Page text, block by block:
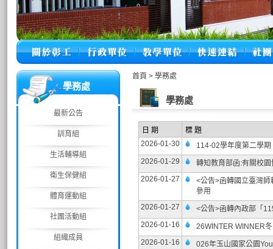
學務處
最新公告
訓育組
生活輔導組
衛生保健組
體育運動組
社團活動組
組織成員
首頁 > 學務處
學務處
日 期
標 題
2026-01-30
114-02學年度第二學
2026-01-29
轉知教育部函:有關校
2026-01-27
<公告>函轉國立臺灣
參用
2026-01-27
<公告>函轉內政部「
2026-01-16
26WINTER WINNER
2026-01-16
026年玉山國家公園